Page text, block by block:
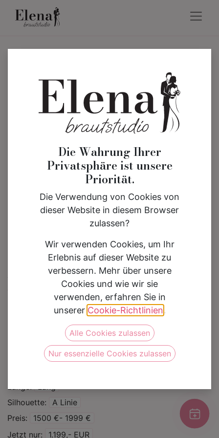
Brautkleid 30302
Auf die Wunschliste
Brautkleider
Sale %
Novabella
Länge
Lang
Silhouette
A Linie
Preis
1500 €- 1999 €
Jetzt nur
1.199,- EUR
Die Wahrung Ihrer
Privatsphäre ist unsere
Priorität.
Die Verwendung von Cookies von
dieser Website in diesem Browser
zulassen?
Wir verwenden Cookies, um Ihr
Erlebnis auf dieser Website zu
verbessern. Mehr über unsere
Cookies und wie wir sie
verwenden, erfahren Sie in
unserer Cookie-Richtlinien.
Alle Cookies zulassen
Nur essenzielle Cookies zulassen